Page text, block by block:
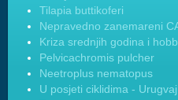
Tilapia buttikoferi
Nepravedno zanemareni
Kriza srednjih godina i
Pelvicachromis pulcher
Neetroplus nematopus
U posjeti ciklidima - Urugvaj